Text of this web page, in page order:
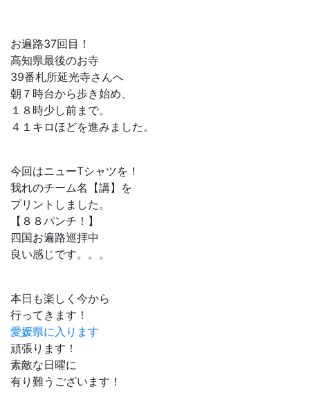
お遍路37回目！
高知県最後のお寺
39番札所延光寺さんへ
朝７時台から歩き始め、
１８時少し前まで。
４１キロほどを進みました。
今回はニューTシャツを！
我れのチーム名【講】を
プリントしました。
【８８パンチ！】
四国お遍路巡拝中
良い感じです。。。
本日も楽しく今から
行ってきます！
愛媛県に入ります
頑張ります！
素敵な日曜に
有り難うございます！